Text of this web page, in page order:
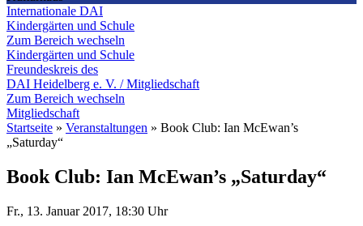
Internationale DAI
Kindergärten und Schule
Zum Bereich wechseln
Kindergärten und Schule
Freundeskreis des
DAI Heidelberg e. V. / Mitgliedschaft
Zum Bereich wechseln
Mitgliedschaft
Startseite » Veranstaltungen » Book Club: Ian McEwan’s
„Saturday“
Book Club: Ian McEwan’s „Saturday“
Fr., 13. Januar 2017, 18:30 Uhr